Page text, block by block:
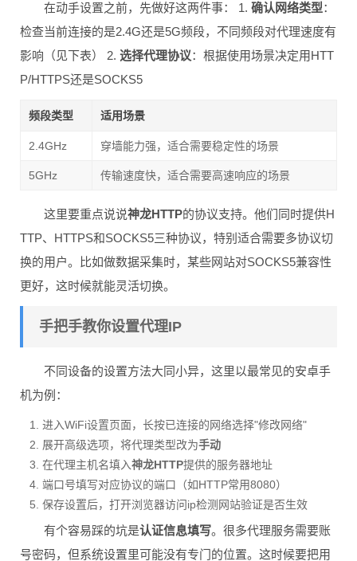
在动手设置之前，先做好这两件事： 1. 确认网络类型：
检查当前连接的是2.4G还是5G频段，不同频段对代理速度有
影响（见下表） 2. 选择代理协议：根据使用场景决定用HTT
P/HTTPS还是SOCKS5
频段类型 适用场景
2.4GHz 穿墙能力强，适合需要稳定性的场景
5GHz 传输速度快，适合需要高速响应的场景
这里要重点说说神龙HTTP的协议支持。他们同时提供H
TTP、HTTPS和SOCKS5三种协议，特别适合需要多协议切
换的用户。比如做数据采集时，某些网站对SOCKS5兼容性
更好，这时候就能灵活切换。
手把手教你设置代理IP
不同设备的设置方法大同小异，这里以最常见的安卓手
机为例：
进入WiFi设置页面，长按已连接的网络选择"修改网络"
展开高级选项，将代理类型改为手动
在代理主机名填入神龙HTTP提供的服务器地址
端口号填写对应协议的端口（如HTTP常用8080）
保存设置后，打开浏览器访问ip检测网站验证是否生效
有个容易踩的坑是认证信息填写。很多代理服务需要账
号密码，但系统设置里可能没有专门的位置。这时候要把用